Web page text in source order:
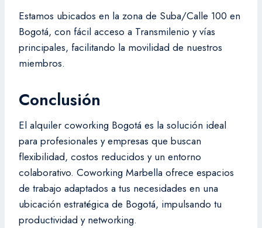
Estamos ubicados en la zona de Suba/Calle 100 en
Bogotá, con fácil acceso a Transmilenio y vías
principales, facilitando la movilidad de nuestros
miembros.
Conclusión
El alquiler coworking Bogotá es la solución ideal
para profesionales y empresas que buscan
flexibilidad, costos reducidos y un entorno
colaborativo. Coworking Marbella ofrece espacios
de trabajo adaptados a tus necesidades en una
ubicación estratégica de Bogotá, impulsando tu
productividad y networking.